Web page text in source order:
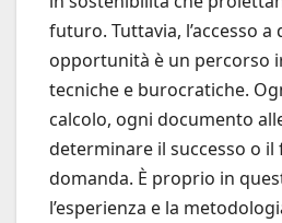
futuro. Tuttavia, l’accesso
opportunità è un percorso
tecniche e burocratiche.
calcolo, ogni documento
determinare il successo o
domanda. È proprio in
l’esperienza e la